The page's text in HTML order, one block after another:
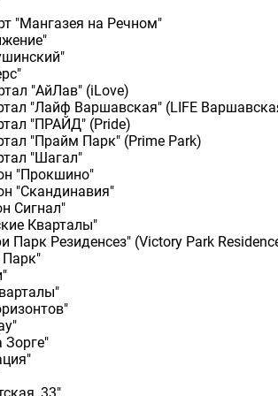
"Мангазея на Речном"
"АйЛав" (iLove)
"Лайф Варшавская" (LIFE
"ПРАЙД" (Pride)
"Прайм Парк" (Prime Park)
"Шагал"
"Прокшино"
"Скандинавия"
Сигнал"
Кварталы"
Парк Резиденсез" (Victory Park